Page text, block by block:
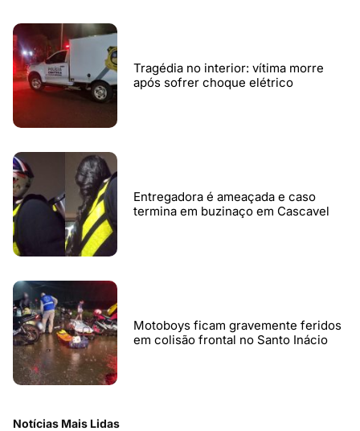
Tragédia no interior: vítima morre
após sofrer choque elétrico
Entregadora é ameaçada e caso
termina em buzinaço em Cascavel
Motoboys ficam gravemente feridos
em colisão frontal no Santo Inácio
Notícias Mais Lidas